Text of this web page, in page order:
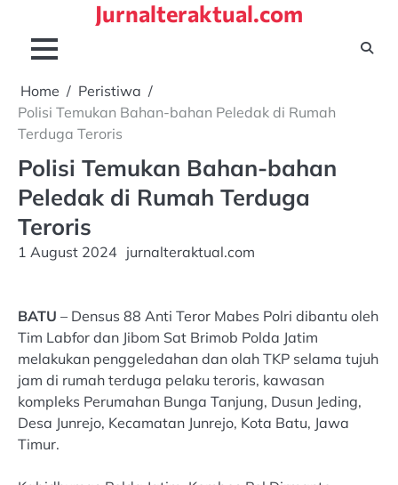
content
Jurnalteraktual.com
Home
Peristiwa
Polisi Temukan Bahan-bahan Peledak di Rumah
Terduga Teroris
Polisi Temukan Bahan-bahan
Peledak di Rumah Terduga
Teroris
1 August 2024 jurnalteraktual.com
BATU – Densus 88 Anti Teror Mabes Polri dibantu oleh
Tim Labfor dan Jibom Sat Brimob Polda Jatim
melakukan penggeledahan dan olah TKP selama tujuh
jam di rumah terduga pelaku teroris, kawasan
kompleks Perumahan Bunga Tanjung, Dusun Jeding,
Desa Junrejo, Kecamatan Junrejo, Kota Batu, Jawa
Timur.